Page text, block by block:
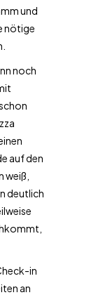
und
nötige
noch
auf den
weiß,
deutlich
in
an